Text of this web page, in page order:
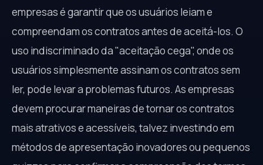
empresas é garantir que os usuários leiam e
compreendam os contratos antes de aceitá-los. O
uso indiscriminado da "aceitação cega", onde os
usuários simplesmente assinam os contratos sem
ler, pode levar a problemas futuros. As empresas
devem procurar maneiras de tornar os contratos
mais atrativos e acessíveis, talvez investindo em
métodos de apresentação inovadores ou pequenos